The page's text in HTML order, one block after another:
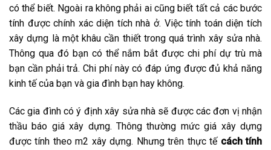
có thể biết. Ngoài ra không phải ai cũng biết tất cả các bước
tính được chính xác diện tích nhà ở. Việc tính toán diện tích
xây dựng là một khâu cần thiết trong quá trình xây sửa nhà.
Thông qua đó bạn có thể nắm bắt được chi phí dự trù mà
bạn cần phải trả. Chi phí này có đáp ứng được đủ khả năng
kinh tế của bạn và gia đình bạn hay không.
Các gia đình có ý định xây sửa nhà sẽ được các đơn vị nhận
thầu báo giá xây dựng. Thông thường mức giá xây dựng
được tính theo m2 xây dựng. Nhưng trên thực tế cách tính